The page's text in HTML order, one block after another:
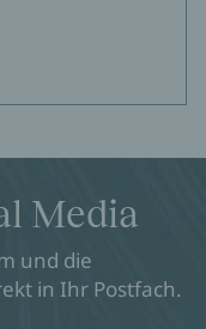
Media
und die
in Ihr Postfach.